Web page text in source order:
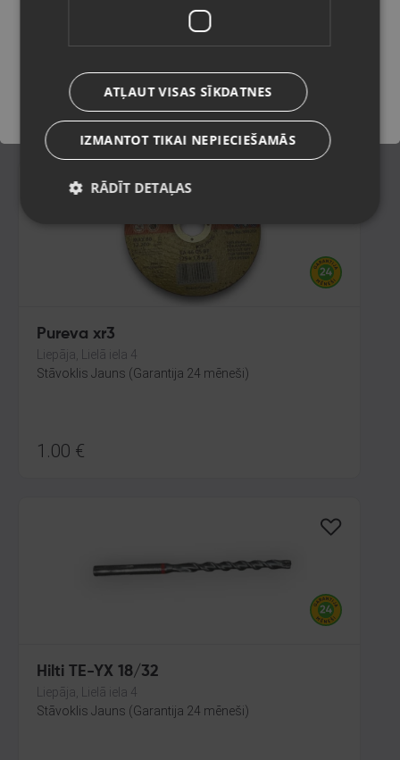
Stāvoklis Jauns (Garantija 24 mēneši)
11.00€
Pureva xr3
Liepāja, Lielā iela 4
Stāvoklis Jauns (Garantija 24 mēneši)
1.00 €
Hilti TE-YX 18/32
Liepāja, Lielā iela 4
Stāvoklis Jauns (Garantija 24 mēneši)
Saglabāt
ATĻAUT VISAS SĪKDATNES
IZMANTOT TIKAI NEPIECIEŠAMĀS
RĀDĪT DETAĻAS